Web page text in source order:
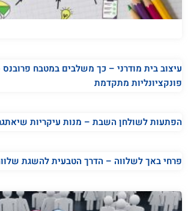
עיצוב בית מודרני – כך משלבים במטבח פרובנס
פונקציונליות מתקדמת
הפתעות לשולחן השבת – מנות עיקריות
פרחי באך לשלווה – הדרך הטבעית להשגת